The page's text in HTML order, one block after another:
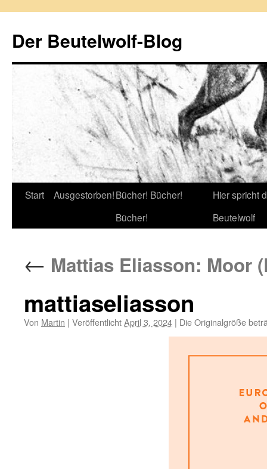
springen
Der Beutelwolf-Blog
Start Ausgestorben!Bücher! Bücher!
Bücher!
Hier spricht
Beutelwolf
← Mattias Eliasson: Moor
mattiaseliasson
Von Martin | VeröffentlichtApril 3, 2024 | Die Originalgröße